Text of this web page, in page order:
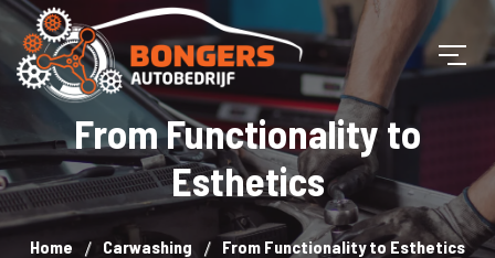
From Functionality to
Esthetics
Home Carwashing From Functionality to Esthetics